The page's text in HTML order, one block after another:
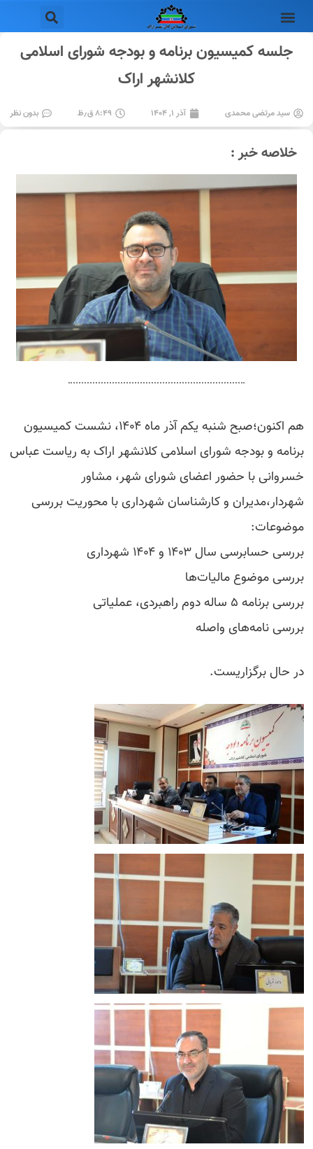
جلسه کمیسیون برنامه و بودجه شورای اسلامی
کلانشهر اراک
سید مرتضی محمدی آذر ۱, ۱۴۰۴ ۸:۴۹ ق٫ظ بدون نظر
خلاصه خبر :
هم اکنون؛صبح شنبه یکم آذر ماه ۱۴۰۴، نشست کمیسیون
برنامه و بودجه شورای اسلامی کلانشهر اراک به ریاست عباس
خسروانی با حضور اعضای شورای شهر، مشاور
شهردار،مدیران و کارشناسان شهرداری با محوریت بررسی
موضوعات:
بررسی حسابرسی سال ۱۴۰۳ و ۱۴۰۴ شهرداری
بررسی موضوع مالیات‌ها
بررسی برنامه ۵ ساله دوم راهبردی، عملیاتی
بررسی نامه‌های واصله
در حال برگزاریست.